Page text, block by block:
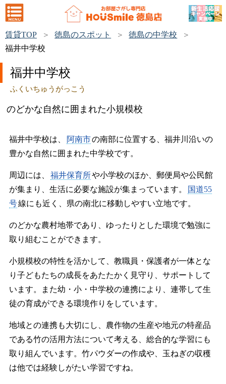
賃貸TOP 徳島のスポット
徳島の中学校
福井中学校
福井中学校
ふくいちゅうがっこう
のどかな自然に囲まれた小規模校
福井中学校は、 阿南市の南部に位置する、福井川沿いの
豊かな自然に囲まれた中学校です。
周辺には、 福井保育所や小学校のほか、郵便局や公民館
が集まり、生活に必要な施設が集まっています。
国道55
号線にも近く、県の南北に移動しやすい立地です。
のどかな農村地帯であり、ゆったりとした環境で勉強に
取り組むことができます。
小規模校の特性を活かして、教職員・保護者が一体とな
り子どもたちの成長をあたたかく見守り、サポートして
います。また幼・小・中学校の連携により、連帯して生
徒の育成ができる環境作りをしています。
地域との連携も大切にし、農作物の生産や地元の特産品
である竹の活用方法について考える、総合的な学習にも
取り組んでいます。竹パウダーの作成や、玉ねぎの収穫
は他では経験しがたい学習ですね。